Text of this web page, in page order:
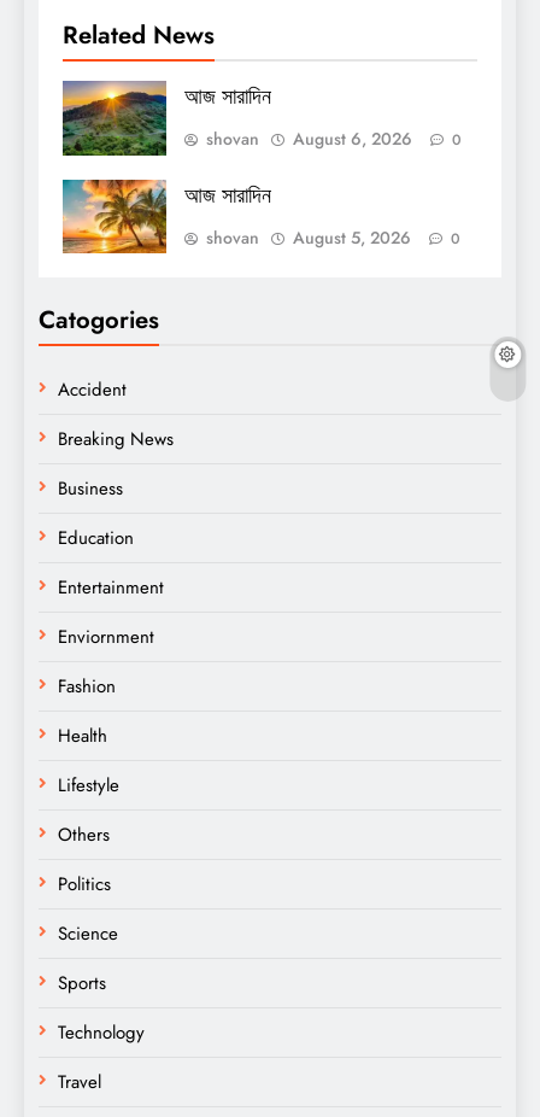
Related News
আজ সারাদিন
shovan August 6, 2026 0
আজ সারাদিন
shovan August 5, 2026 0
Catogories
Accident
Breaking News
Business
Education
Entertainment
Enviornment
Fashion
Health
Lifestyle
Others
Politics
Science
Sports
Technology
Travel